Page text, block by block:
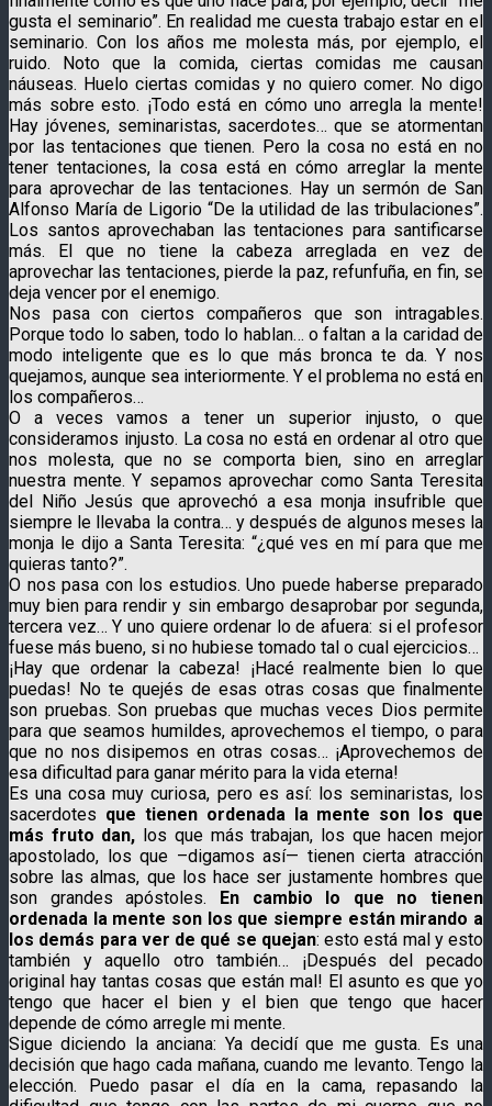
gusta el seminario”. En realidad me cuesta trabajo estar en el
seminario. Con los años me molesta más, por ejemplo, el
ruido. Noto que la comida, ciertas comidas me causan
náuseas. Huelo ciertas comidas y no quiero comer. No digo
más sobre esto. ¡Todo está en cómo uno arregla la mente!
Hay jóvenes, seminaristas, sacerdotes… que se atormentan
por las tentaciones que tienen. Pero la cosa no está en no
tener tentaciones, la cosa está en cómo arreglar la mente
para aprovechar de las tentaciones. Hay un sermón de San
Alfonso María de Ligorio “De la utilidad de las tribulaciones”.
Los santos aprovechaban las tentaciones para santificarse
más. El que no tiene la cabeza arreglada en vez de
aprovechar las tentaciones, pierde la paz, refunfuña, en fin, se
deja vencer por el enemigo.
Nos pasa con ciertos compañeros que son intragables.
Porque todo lo saben, todo lo hablan… o faltan a la caridad de
modo inteligente que es lo que más bronca te da. Y nos
quejamos, aunque sea interiormente. Y el problema no está en
los compañeros…
O a veces vamos a tener un superior injusto, o que
consideramos injusto. La cosa no está en ordenar al otro que
nos molesta, que no se comporta bien, sino en arreglar
nuestra mente. Y sepamos aprovechar como Santa Teresita
del Niño Jesús que aprovechó a esa monja insufrible que
siempre le llevaba la contra… y después de algunos meses la
monja le dijo a Santa Teresita: “¿qué ves en mí para que me
quieras tanto?”.
O nos pasa con los estudios. Uno puede haberse preparado
muy bien para rendir y sin embargo desaprobar por segunda,
tercera vez… Y uno quiere ordenar lo de afuera: si el profesor
fuese más bueno, si no hubiese tomado tal o cual ejercicios…
¡Hay que ordenar la cabeza! ¡Hacé realmente bien lo que
puedas! No te quejés de esas otras cosas que finalmente
son pruebas. Son pruebas que muchas veces Dios permite
para que seamos humildes, aprovechemos el tiempo, o para
que no nos disipemos en otras cosas… ¡Aprovechemos de
esa dificultad para ganar mérito para la vida eterna!
Es una cosa muy curiosa, pero es así: los seminaristas, los
sacerdotes que tienen ordenada la mente son los que
más fruto dan, los que más trabajan, los que hacen mejor
apostolado, los que –digamos así— tienen cierta atracción
sobre las almas, que los hace ser justamente hombres que
son grandes apóstoles. En cambio lo que no tienen
ordenada la mente son los que siempre están mirando a
los demás para ver de qué se quejan: esto está mal y esto
también y aquello otro también… ¡Después del pecado
original hay tantas cosas que están mal! El asunto es que yo
tengo que hacer el bien y el bien que tengo que hacer
depende de cómo arregle mi mente.
Sigue diciendo la anciana: Ya decidí que me gusta. Es una
decisión que hago cada mañana, cuando me levanto. Tengo la
elección. Puedo pasar el día en la cama, repasando la